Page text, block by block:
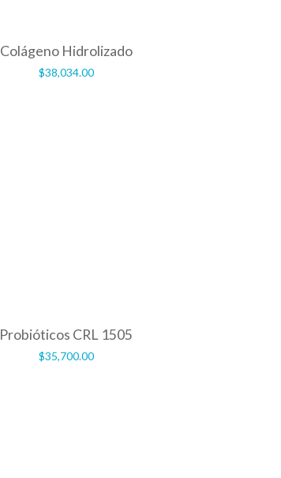
Colágeno Hidrolizado
$38,034.00
Probióticos CRL 1505
$35,700.00